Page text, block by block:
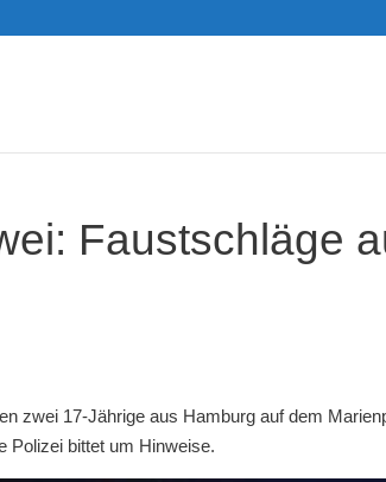
Faustschläge
zwei 17-Jährige aus Hamburg auf dem
Polizei bittet um Hinweise.